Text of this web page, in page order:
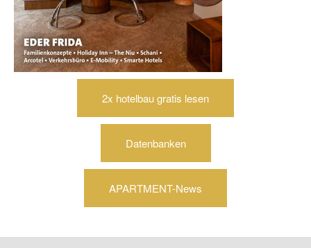
2x hotelbau gratis lesen
Datenbanken
APARTMENT-News